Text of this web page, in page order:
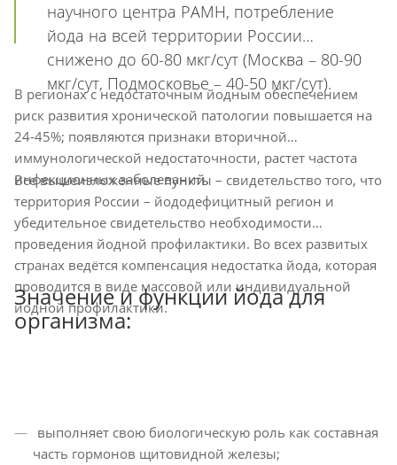
научного центра РАМН, потребление
йода на всей территории России
снижено до 60-80 мкг/сут (Москва – 80-90
мкг/сут, Подмосковье – 40-50 мкг/сут).
В регионах с недостаточным йодным обеспечением
риск развития хронической патологии повышается на
24-45%; появляются признаки вторичной
иммунологической недостаточности, растет частота
инфекционных заболеваний.
Все вышеизложенные пункты – свидетельство того, что
территория России – йододефицитный регион и
убедительное свидетельство необходимости
проведения йодной профилактики. Во всех развитых
странах ведётся компенсация недостатка йода, которая
проводится в виде массовой или индивидуальной
йодной профилактики.
Значение и функции йода для
организма:
часть гормонов щитовидной железы;